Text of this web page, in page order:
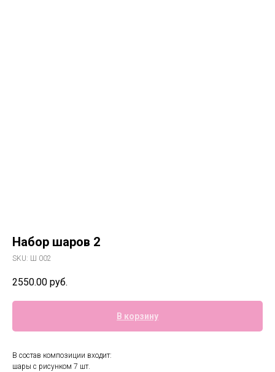
Набор шаров 2
SKU: Ш 002
2550.00 руб.
В корзину
В состав композиции входит:
шары с рисунком 7 шт.